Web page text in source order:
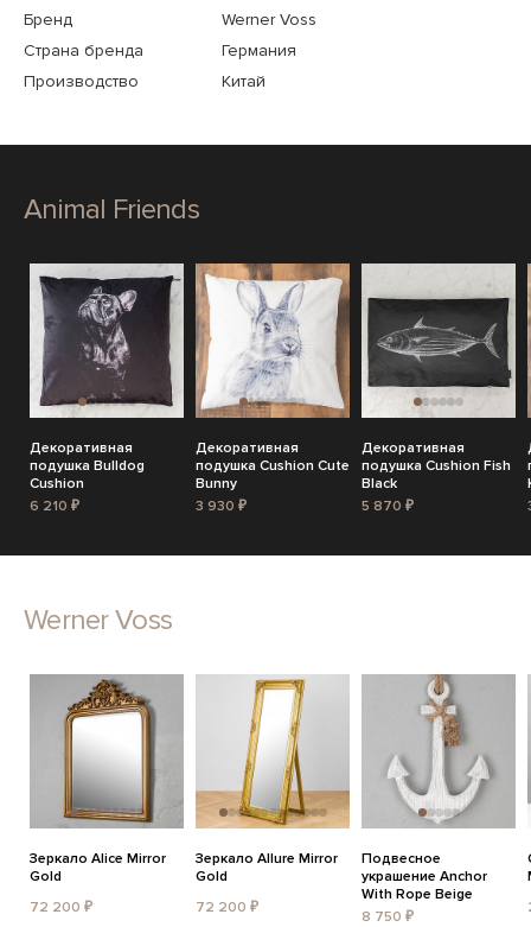
Бренд
Werner Voss
Страна бренда
Германия
Производство
Китай
Animal Friends
Декоративная
подушка Bulldog
Cushion
6 210 ₽
Декоративная
подушка Cushion Cute
Bunny
3 930 ₽
Декоративная
подушка Cushion Fish
Black
5 870 ₽
Werner Voss
Зеркало Alice Mirror
Gold
72 200 ₽
Зеркало Allure Mirror
Gold
72 200 ₽
Подвесное
украшение Anchor
With Rope Beige
8 750 ₽